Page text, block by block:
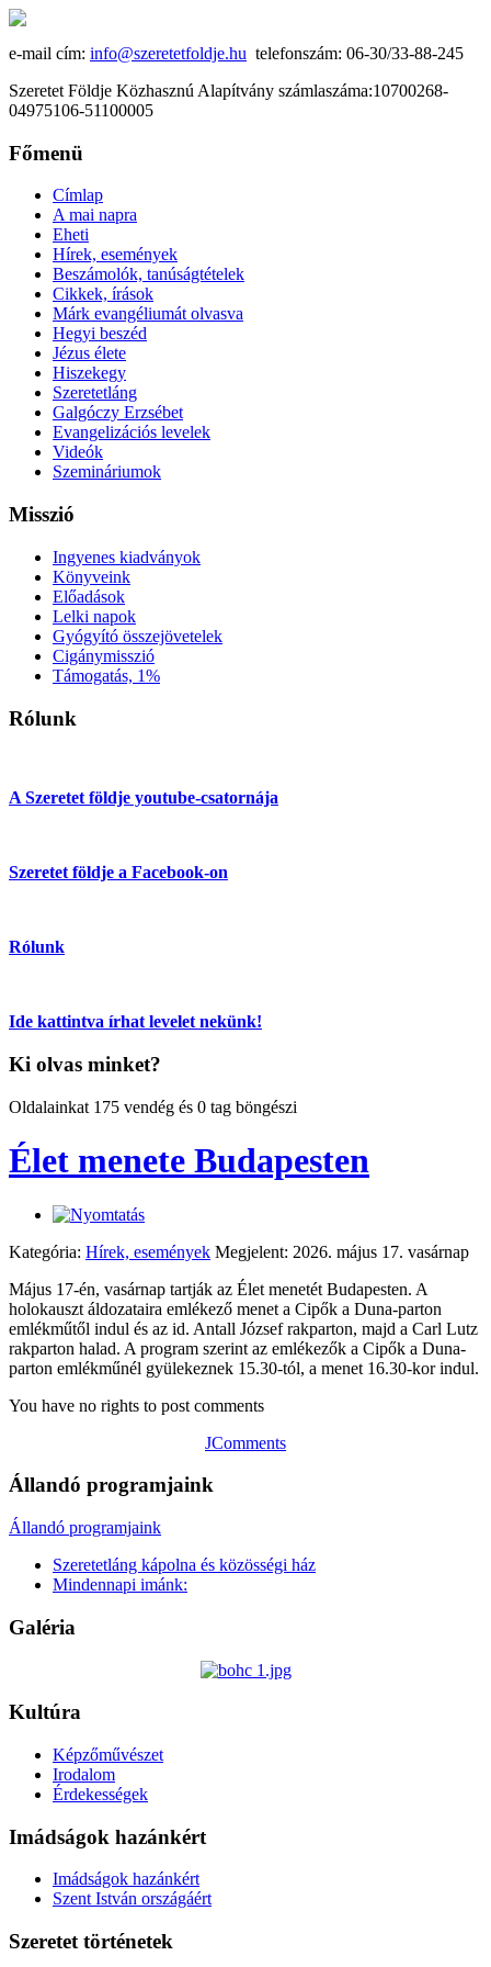
e-mail cím: info@szeretetfoldje.hu telefonszám: 06-30/33-88-245
Szeretet Földje Közhasznú Alapítvány számlaszáma:10700268-
04975106-51100005
Főmenü
Címlap
A mai napra
Eheti
Hírek, események
Beszámolók, tanúságtételek
Cikkek, írások
Márk evangéliumát olvasva
Hegyi beszéd
Jézus élete
Hiszekegy
Szeretetláng
Galgóczy Erzsébet
Evangelizációs levelek
Videók
Szemináriumok
Misszió
Ingyenes kiadványok
Könyveink
Előadások
Lelki napok
Gyógyító összejövetelek
Cigánymisszió
Támogatás, 1%
Rólunk
A Szeretet földje youtube-csatornája
Szeretet földje a Facebook-on
Rólunk
Ide kattintva írhat levelet nekünk!
Ki olvas minket?
Oldalainkat 175 vendég és 0 tag böngészi
Élet menete Budapesten
Kategória: Hírek, események Megjelent: 2026. május 17. vasárnap
Május 17-én, vasárnap tartják az Élet menetét Budapesten. A
holokauszt áldozataira emlékező menet a Cipők a Duna-parton
emlékműtől indul és az id. Antall József rakparton, majd a Carl Lutz
rakparton halad. A program szerint az emlékezők a Cipők a Duna-
parton emlékműnél gyülekeznek 15.30-tól, a menet 16.30-kor indul.
You have no rights to post comments
JComments
Állandó programjaink
Állandó programjaink
Szeretetláng kápolna és közösségi ház
Mindennapi imánk:
Galéria
Kultúra
Képzőművészet
Irodalom
Érdekességek
Imádságok hazánkért
Imádságok hazánkért
Szent István országáért
Szeretet történetek